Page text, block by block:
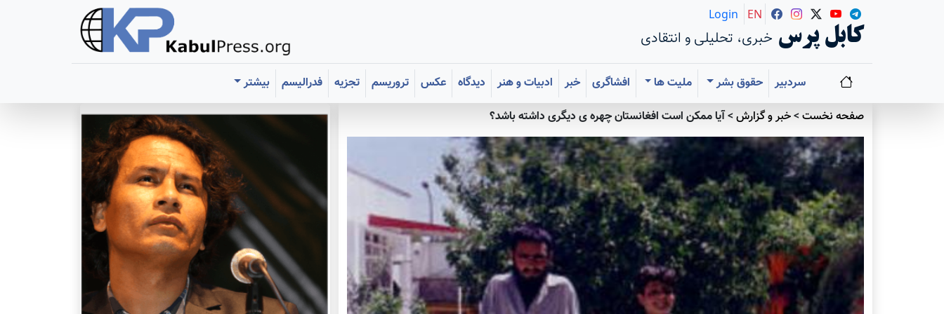
کابل پرس خبری، تحلیلی و انتقادی
Login EN
سردبیر حقوق بشر ملیت ها افشاگری خبر ادبیات و هنر دیدگاه عکس تروریسم تجزیه فدرالیسم
بیشتر
صفحه نخست>خبر و گزارش>آیا ممکن است افغانستان چهره ی دیگری داشته باشد؟